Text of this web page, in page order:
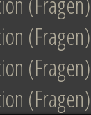
(Fragen)
(Fragen)
(Fragen)